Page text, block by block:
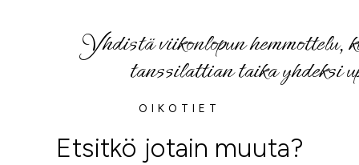
Yhdistä viikonlopun hemmottelu,
tanssilattian taika yhdeksi
OIKOTIET
Etsitkö jotain muuta?